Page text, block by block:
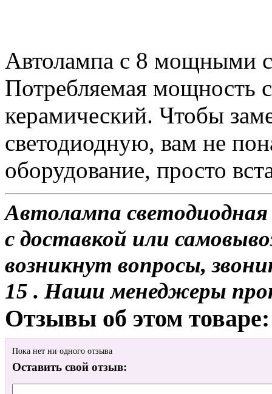
Автолампа с 8 мощными
Потребляемая мощность
керамический. Чтобы
светодиодную, вам не
оборудование, просто
Автолампа
с доставкой или
возникнут вопросы,
15 . Наши менеджеры
Отзывы об этом товаре:
Пока нет ни одного отзыва
Оставить свой отзыв: